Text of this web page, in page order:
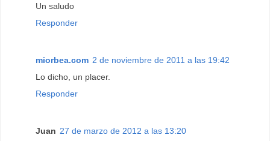
Un saludo
Responder
miorbea.com 2 de noviembre de 2011 a las 19:42
Lo dicho, un placer.
Responder
Juan 27 de marzo de 2012 a las 13:20